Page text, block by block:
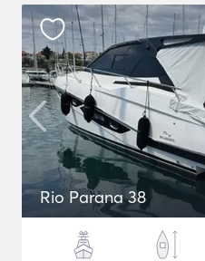
Rio Parana 38